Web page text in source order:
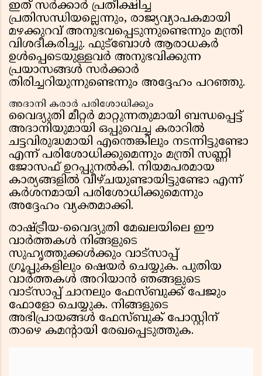
ഇത് സർക്കാർ പ്രതീക്ഷിച്ച
പ്രതിസന്ധിയല്ലെന്നും, രാജ്യവ്യാപകമായി
മഴക്കുറവ് അനുഭവപ്പെടുന്നുണ്ടെന്നും മന്ത്രി
വിശദീകരിച്ചു. ഫുട്ബോൾ ആരാധകർ
ഉൾപ്പെടെയുള്ളവർ അനുഭവിക്കുന്ന
പ്രയാസങ്ങൾ സർക്കാർ
തിരിച്ചറിയുന്നുണ്ടെന്നും അദ്ദേഹം പറഞ്ഞു.
അദാനി കരാർ പരിശോധിക്കും
വൈദ്യുതി മീറ്റർ മാറ്റുന്നതുമായി ബന്ധപ്പെട്ട്
അദാനിയുമായി ഒപ്പുവെച്ച കരാറിൽ
ചട്ടവിരുദ്ധമായി എന്തെങ്കിലും നടന്നിട്ടുണ്ടോ
എന്ന് പരിശോധിക്കുമെന്നും മന്ത്രി സണ്ണി
ജോസഫ് ഉറപ്പുനൽകി. നിയമപരമായ
കാര്യങ്ങളിൽ വീഴ്ചയുണ്ടായിട്ടുണ്ടോ എന്ന്
കർശനമായി പരിശോധിക്കുമെന്നും
അദ്ദേഹം വ്യക്തമാക്കി.
രാഷ്ട്രീയ-വൈദ്യുതി മേഖലയിലെ ഈ
വാർത്തകൾ നിങ്ങളുടെ
സുഹൃത്തുക്കൾക്കും വാട്സാപ്പ്
ഗ്രൂപ്പുകളിലും ഷെയർ ചെയ്യുക. പുതിയ
വാർത്തകൾ അറിയാൻ ഞങ്ങളുടെ
വാട്സാപ്പ് ചാനലും ഫേസ്ബുക്ക് പേജും
ഫോളോ ചെയ്യുക. നിങ്ങളുടെ
അഭിപ്രായങ്ങൾ ഫേസ്ബുക് പോസ്റ്റിന്
താഴെ കമൻ്റായി രേഖപ്പെടുത്തുക.